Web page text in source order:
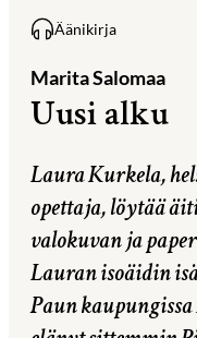
Äänikirja
Marita Salomaa
Uusi alku
Laura Kurkela,
opettaja, löytää
valokuvan ja
Lauran isoäidin
Paun